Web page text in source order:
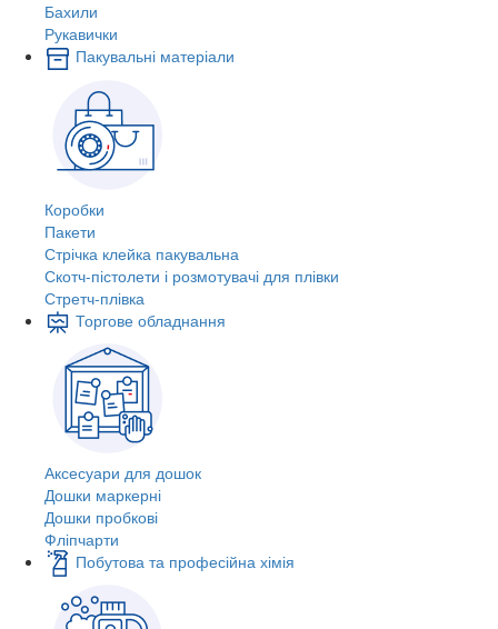
Бахили
Рукавички
Пакувальні матеріали
Коробки
Пакети
Стрічка клейка пакувальна
Скотч-пістолети і розмотувачі для плівки
Стретч-плівка
Торгове обладнання
Аксесуари для дошок
Дошки маркерні
Дошки пробкові
Фліпчарти
Побутова та професійна хімія